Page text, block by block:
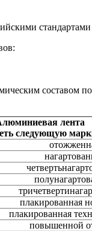
составом
лента
следующую
плакированная
плакированная
повышенной